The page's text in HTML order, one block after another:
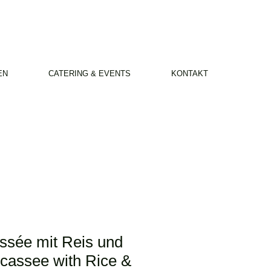
CATERING & EVENTS KONTAKT
mit Reis und
with Rice &